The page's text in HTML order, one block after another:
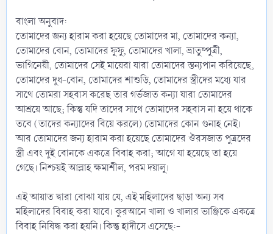
‎বাংলা অনুবাদ:
‎তোমাদের জন্য হারাম করা হয়েছে তোমাদের মা, তোমাদের কন্যা,
তোমাদের বোন, তোমাদের ফুফু, তোমাদের খালা, ভ্রাতুষ্পুত্রী,
ভাগিনেয়ী, তোমাদের সেই মায়েরা যারা তোমাদের স্তন্যপান করিয়েছে,
তোমাদের দুধ-বোন, তোমাদের শাশুড়ি, তোমাদের স্ত্রীদের মধ্যে যার
সাথে তোমরা সহবাস করেছ তার গর্ভজাত কন্যা যারা তোমাদের
আশ্রয়ে আছে; কিন্তু যদি তাদের সাথে তোমাদের সহবাস না হয়ে থাকে
তবে (তাদের কন্যাদের বিয়ে করলে) তোমাদের কোন গুনাহ নেই।
আর তোমাদের জন্য হারাম করা হয়েছে তোমাদের ঔরসজাত পুত্রদের
স্ত্রী এবং দুই বোনকে একত্রে বিবাহ করা; আগে যা হয়েছে তা হয়ে
গেছে। নিশ্চয়ই আল্লাহ ক্ষমাশীল, পরম দয়ালু।
‎এই আয়াত দ্বারা বোঝা যায় যে, এই মহিলাদের ছাড়া অন্য সব
মহিলাদের বিবাহ করা যাবে। কুরআনে খালা ও খালার ভাঞ্জিকে একত্রে
বিবাহ নিষিদ্ধ করা হয়নি। কিন্তু হাদীসে এসেছে:-